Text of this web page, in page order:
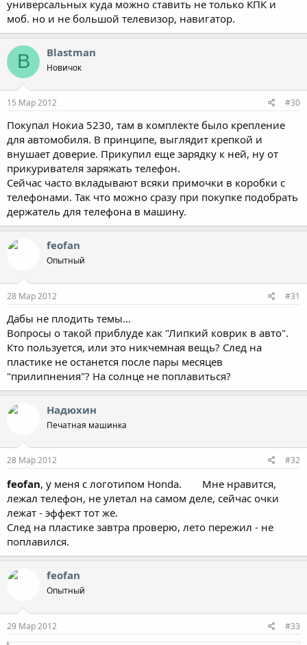
универсальных куда можно ставить не только КПК и
моб. но и не большой телевизор, навигатор.
B Blastman
Новичок
15 Мар 2012 #30
Покупал Нокиа 5230, там в комплекте было крепление
для автомобиля. В принципе, выглядит крепкой и
внушает доверие. Прикупил еще зарядку к ней, ну от
прикуривателя заряжать телефон.
Сейчас часто вкладывают всяки примочки в коробки с
телефонами. Так что можно сразу при покупке подобрать
держатель для телефона в машину.
feofan
Опытный
28 Мар 2012 #31
Дабы не плодить темы...
Вопросы о такой приблуде как "Липкий коврик в авто".
Кто пользуется, или это никчемная вещь? След на
пластике не останется после пары месяцев
"прилипнения"? На солнце не поплавиться?
Надюхин
Печатная машинка
28 Мар 2012 #32
feofan, у меня с логотипом Honda.
Мне нравится,
лежал телефон, не улетал на самом деле, сейчас очки
лежат - эффект тот же.
След на пластике завтра проверю, лето пережил - не
поплавился.
feofan
Опытный
29 Мар 2012 #33